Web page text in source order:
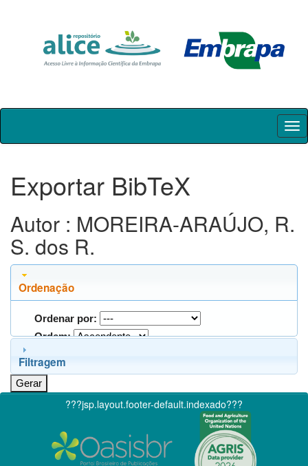
Skip
Exportar BibTeX
Autor : MOREIRA-ARAÚJO, R.
S. dos R.
Ordenação
Ordenar por:
Ordem:
Filtragem
???jsp.layout.footer-default.indexado???